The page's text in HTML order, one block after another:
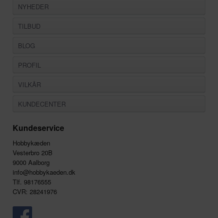
NYHEDER
TILBUD
BLOG
PROFIL
VILKÅR
KUNDECENTER
Kundeservice
Hobbykæden
Vesterbro 20B
9000 Aalborg
info@hobbykaeden.dk
Tlf. 98176555
CVR: 28241976